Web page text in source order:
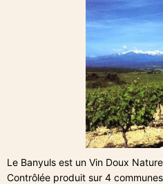
Le Banyuls est un Vin Doux
Contrôlée produit sur 4